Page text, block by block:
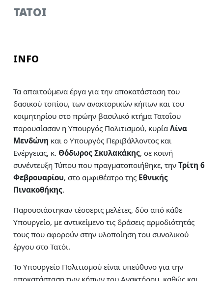
TATOI
INFO
Τα απαιτούμενα έργα για την αποκατάσταση του
δασικού τοπίου, των ανακτορικών κήπων και του
κοιμητηρίου στο πρώην βασιλικό κτήμα Τατοΐου
παρουσίασαν η Υπουργός Πολιτισμού, κυρίαΛίνα
Μενδώνη και ο Υπουργός Περιβάλλοντος και
Ενέργειας, κ. Θόδωρος Σκυλακάκης, σε κοινή
συνέντευξη Τύπου που πραγματοποιήθηκε, τηνΤρίτη 6
Φεβρουαρίου, στο αμφιθέατρο της Εθνικής
Πινακοθήκης.
Παρουσιάστηκαν τέσσερις μελέτες, δύο από κάθε
Υπουργείο, με αντικείμενο τις δράσεις αρμοδιότητάς
τους που αφορούν στην υλοποίηση του συνολικού
έργου στο Τατόι.
Το Υπουργείο Πολιτισμού είναι υπεύθυνο για την
αποκατάσταση των κήπων του Ανακτόρου, καθώς και